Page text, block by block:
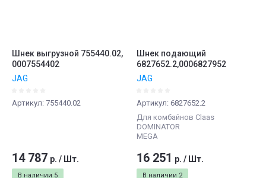
Шнек выгрузной 755440.02,
0007554402
JAG
Артикул: 755440.02
В наличии 5
14 787 р. / Шт.
Шнек подающий
6827652.2,0006827952
JAG
Артикул: 6827652.2
Для комбайнов Claas
DOMINATOR
MEGA
В наличии 2
16 251 р. / Шт.